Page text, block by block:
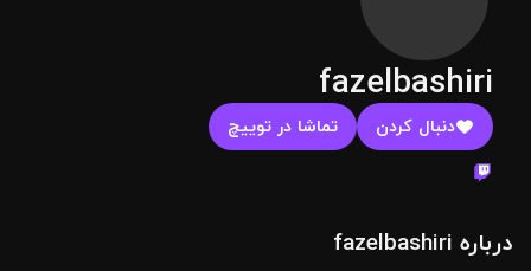
fazelbashiri
دنبال کردن تماشا در توییچ
درباره fazelbashiri